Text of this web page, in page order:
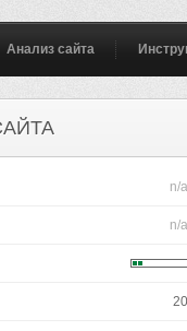
Анализ сайта
n/a
n/a
20